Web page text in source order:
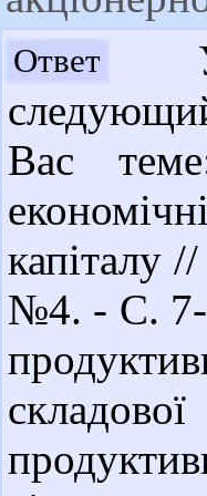
Ответ
Вас
капіталу
№4. - С. 7-